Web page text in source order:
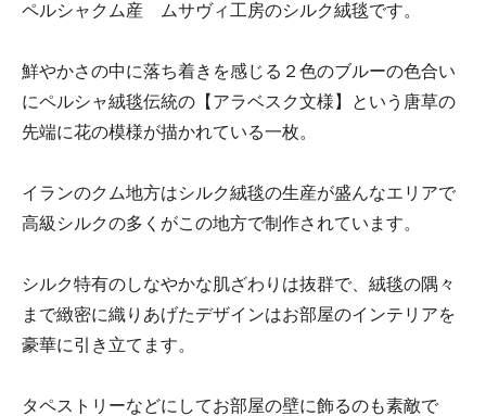
ペルシャクム産 ムサヴィ工房のシルク絨毯です。
鮮やかさの中に落ち着きを感じる２色のブルーの色合い
にペルシャ絨毯伝統の【アラベスク文様】という唐草の
先端に花の模様が描かれている一枚。
イランのクム地方はシルク絨毯の生産が盛んなエリアで
高級シルクの多くがこの地方で制作されています。
シルク特有のしなやかな肌ざわりは抜群で、絨毯の隅々
まで緻密に織りあげたデザインはお部屋のインテリアを
豪華に引き立てます。
タペストリーなどにしてお部屋の壁に飾るのも素敵で